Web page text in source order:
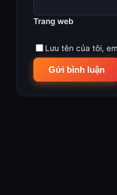
Trang web
Lưu tên của tôi,